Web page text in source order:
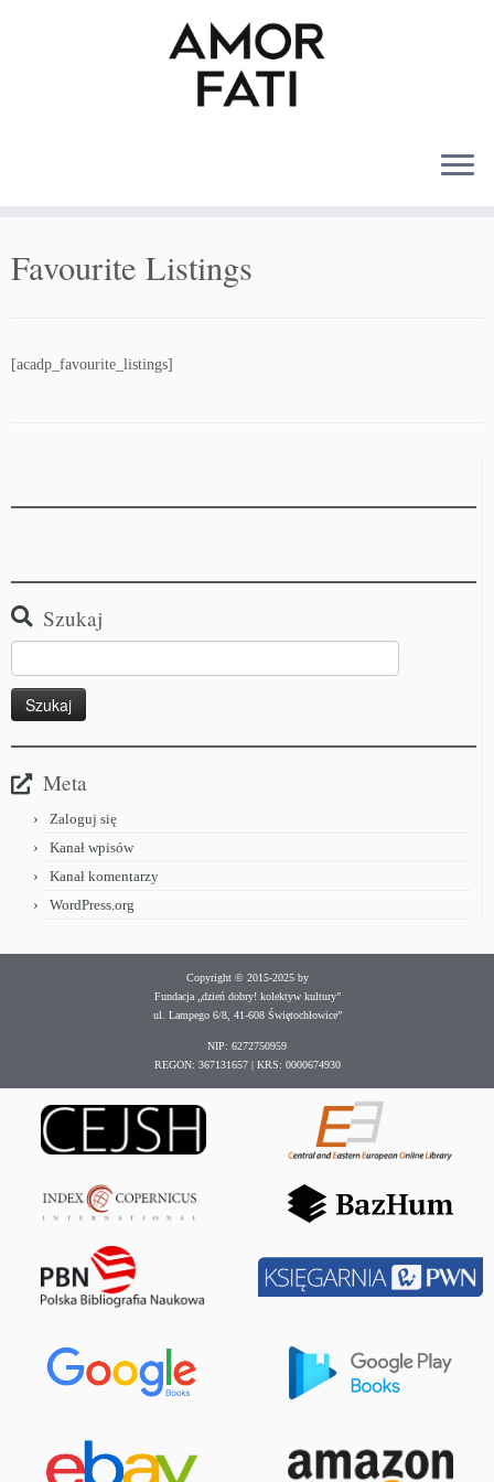
Favourite Listings
[acadp_favourite_listings]
Szukaj
Meta
Zaloguj się
Kanał wpisów
Kanał komentarzy
WordPress.org
Copyright © 2015-2025 by
Fundacja „dzień dobry! kolektyw kultury”
ul. Lampego 6/8, 41-608 Świętochłowice”
NIP: 6272750959
REGON: 367131657 | KRS: 0000674930